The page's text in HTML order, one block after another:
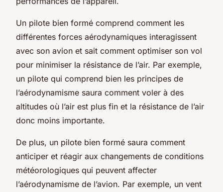
Un pilote bien formé comprend comment les
différentes forces aérodynamiques interagissent
avec son avion et sait comment optimiser son vol
pour minimiser la résistance de l’air. Par exemple,
un pilote qui comprend bien les principes de
l’aérodynamisme saura comment voler à des
altitudes où l’air est plus fin et la résistance de l’air
donc moins importante.
De plus, un pilote bien formé saura comment
anticiper et réagir aux changements de conditions
météorologiques qui peuvent affecter
l’aérodynamisme de l’avion. Par exemple, un vent